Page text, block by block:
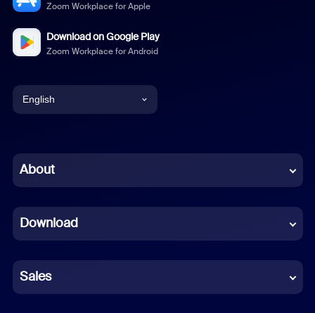
Zoom Workplace for Apple
Download on Google Play
Zoom Workplace for Android
English
Chinese (Simplified)
French
German
Indonesian
About
Download
Sales